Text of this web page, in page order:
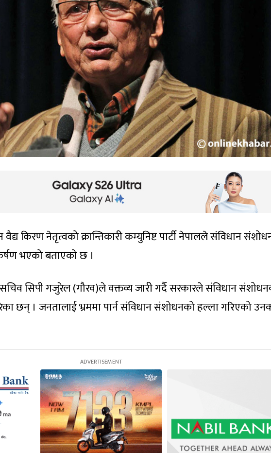
किरण नेतृत्वको क्रान्तिकारी कम्युनिष्ट पार्टी नेपालले संविधान
भएको बताएको छ ।
सिपी गजुरेल (गौरव)ले वक्तव्य जारी गर्दै सरकारले संविधान
छन् । जनतालाई भ्रममा पार्न संविधान संशोधनको हल्ला गरिएको